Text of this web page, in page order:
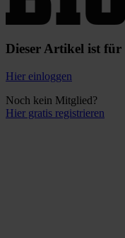
Dieser Artikel ist
Hier einloggen
Noch kein Mitglied?
Hier gratis registrieren